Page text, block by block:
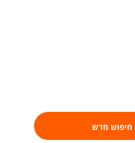
חיפוש חדש